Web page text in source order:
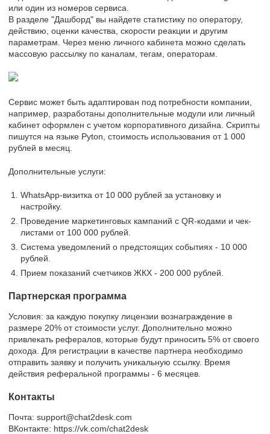
или один из номеров сервиса.
В разделе "Дашборд" вы найдете статистику по оператору,
действию, оценки качества, скорости реакции и другим
параметрам. Через меню личного кабинета можно сделать
массовую рассылку по каналам, тегам, операторам.
Сервис может быть адаптирован под потребности компании,
например, разработаны дополнительные модули или личный
кабинет оформлен с учетом корпоративного дизайна. Скрипты
пишутся на языке Pyton, стоимость использования от 1 000
рублей в месяц.
Дополнительные услуги:
WhatsApp-визитка от 10 000 рублей за установку и
настройку.
Проведение маркетинговых кампаний с QR-кодами и чек-
листами от 100 000 рублей.
Система уведомлений о предстоящих событиях - 10 000
рублей.
Прием показаний счетчиков ЖКХ - 200 000 рублей.
Партнерская программа
Условия: за каждую покупку лицензии вознаграждение в
размере 20% от стоимости услуг. Дополнительно можно
привлекать рефералов, которые будут приносить 5% от своего
дохода. Для регистрации в качестве партнера необходимо
отправить заявку и получить уникальную ссылку. Время
действия реферальной программы - 6 месяцев.
Контакты
Почта: support@chat2desk.com
ВКонтакте: https://vk.com/chat2desk